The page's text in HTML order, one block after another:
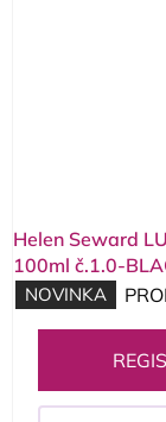
Helen Seward
100ml č.1.0-
NOVINKA